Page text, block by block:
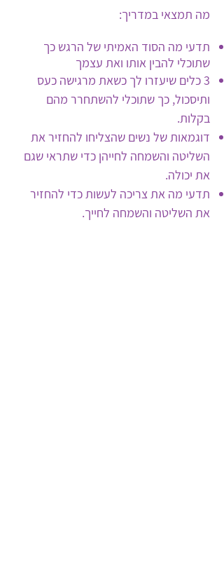
מה תמצאי במדריך:
תדעי מה הסוד האמיתי של הרגש כך
שתוכלי להבין אותו ואת עצמך
3 כלים שיעזרו לך כשאת מרגישה כעס
ותיסכול, כך שתוכלי להשתחרר מהם
בקלות.
דוגמאות של נשים שהצליחו להחזיר את
השליטה והשמחה לחייהן כדי שתראי שגם
את יכולה.
תדעי מה את צריכה לעשות כדי להחזיר
את השליטה והשמחה לחייך.